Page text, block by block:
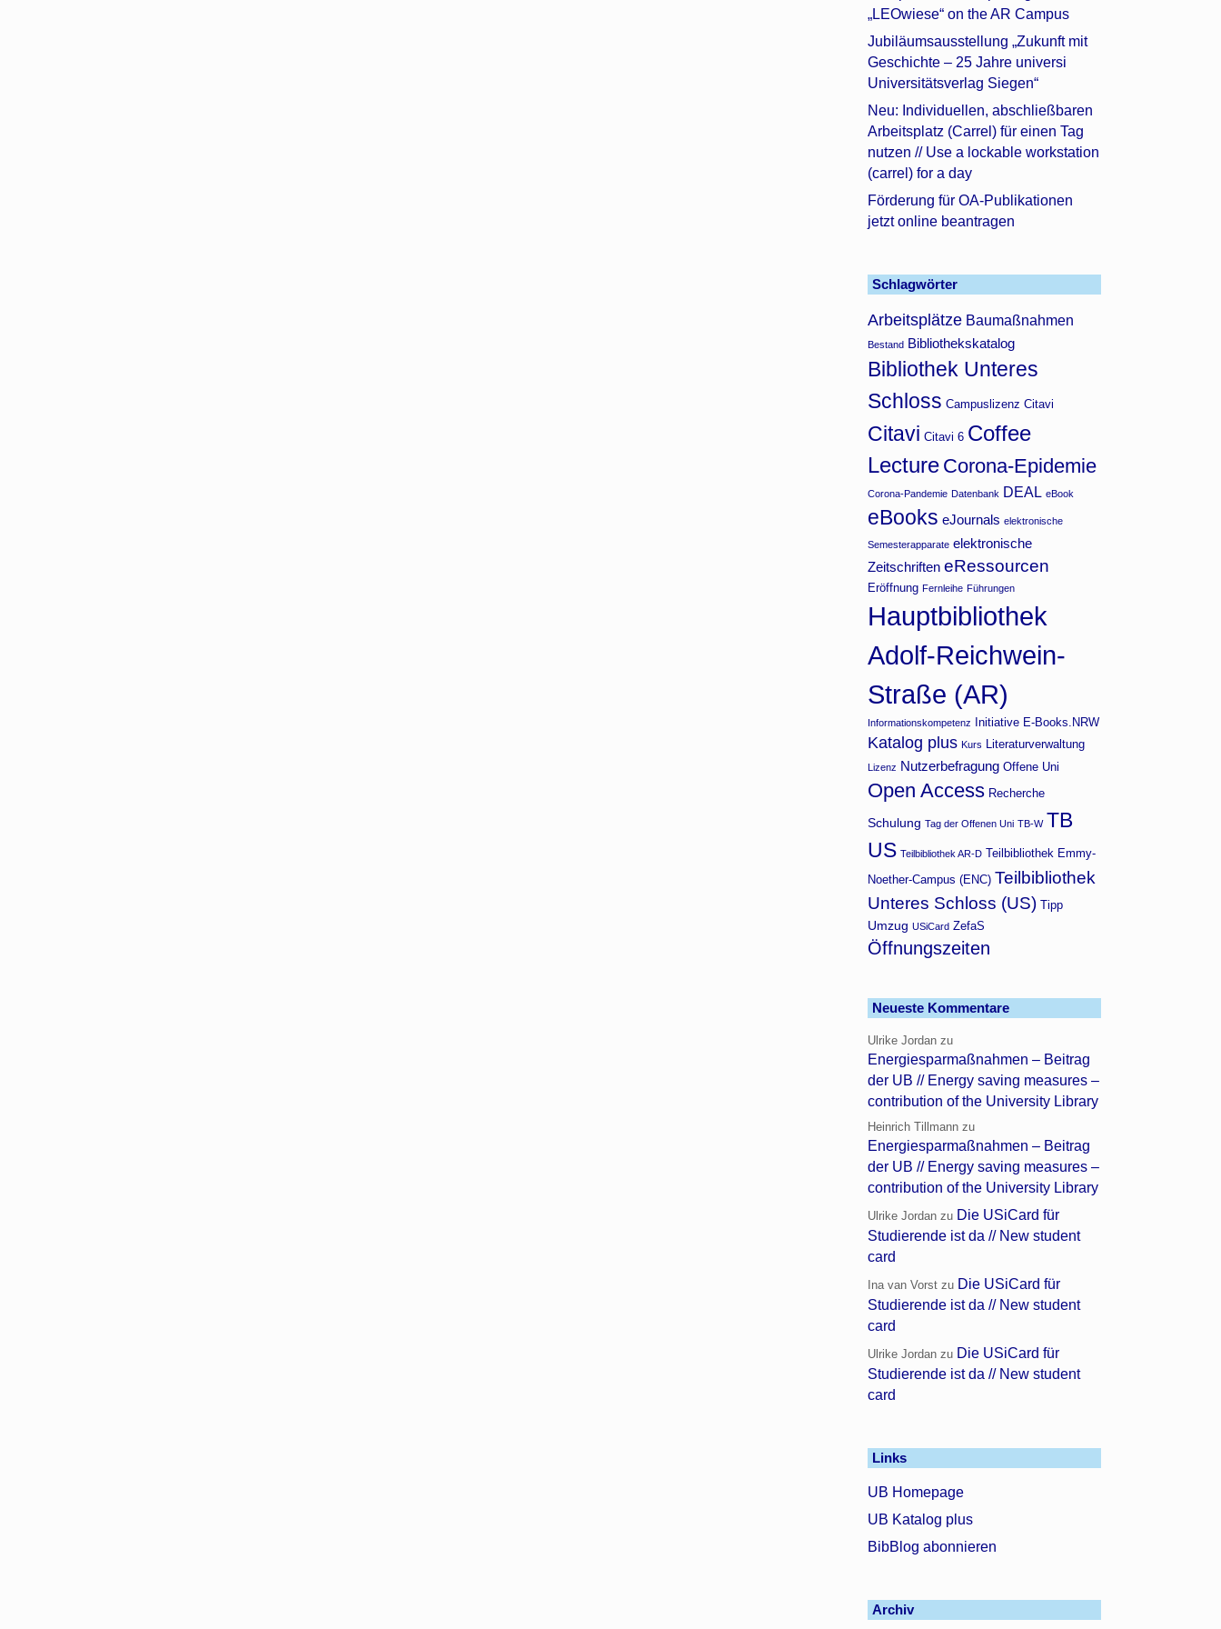
„LEOwiese“ on the AR Campus
Jubiläumsausstellung „Zukunft mit
Geschichte – 25 Jahre universi
Universitätsverlag Siegen“
Neu: Individuellen, abschließbaren
Arbeitsplatz (Carrel) für einen Tag
nutzen // Use a lockable workstation
(carrel) for a day
Förderung für OA-Publikationen
jetzt online beantragen
Schlagwörter
Arbeitsplätze Baumaßnahmen
Bestand Bibliothekskatalog
Bibliothek Unteres
Schloss Campuslizenz Citavi
Citavi Citavi 6 Coffee
Lecture Corona-Epidemie
Corona-Pandemie Datenbank DEAL eBook
eBooks eJournals elektronische
Semesterapparate elektronische
Zeitschriften eRessourcen
Eröffnung Fernleihe Führungen
Hauptbibliothek
Adolf-Reichwein-
Straße (AR)
Informationskompetenz Initiative E-Books.NRW
Katalog plus Kurs Literaturverwaltung
Lizenz Nutzerbefragung Offene Uni
Open Access Recherche
Schulung Tag der Offenen Uni TB-W TB
US Teilbibliothek AR-D Teilbibliothek Emmy-
Noether-Campus (ENC) Teilbibliothek
Unteres Schloss (US)
Tipp
Umzug USiCard ZefaS
Öffnungszeiten
Neueste Kommentare
Ulrike Jordan zu
Energiesparmaßnahmen – Beitrag
der UB // Energy saving measures –
contribution of the University Library
Heinrich Tillmann zu
Energiesparmaßnahmen – Beitrag
der UB // Energy saving measures –
contribution of the University Library
Ulrike Jordan zu Die USiCard für
Studierende ist da // New student
card
Ina van Vorst zu Die USiCard für
Studierende ist da // New student
card
Ulrike Jordan zu Die USiCard für
Studierende ist da // New student
card
Links
UB Homepage
UB Katalog plus
BibBlog abonnieren
Archiv